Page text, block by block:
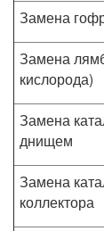
Замена
Замена
кислорода)
Замена
днищем
Замена
коллектора